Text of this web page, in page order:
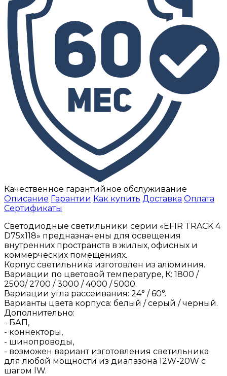
Качественное гарантийное обслуживание
Описание Гарантии Как купить Доставка Оплата
Сертификаты
Светодиодные светильники серии «EFIR TRACK 4
D75x118» предназначены для освещения
внутренних пространств в жилых, офисных и
коммерческих помещениях.
Корпус светильника изготовлен из алюминия.
Вариации по цветовой температуре, К: 1800 /
2500/ 2700 / 3000 / 4000 / 5000.
Вариации угла рассеивания: 24° / 60°.
Варианты цвета корпуса: белый / серый / черный.
Дополнительно:
- БАП,
- коннекторы,
- шинопроводы,
- возможен вариант изготовления светильника
для любой мощности из диапазона 12W-20W с
шагом lW.